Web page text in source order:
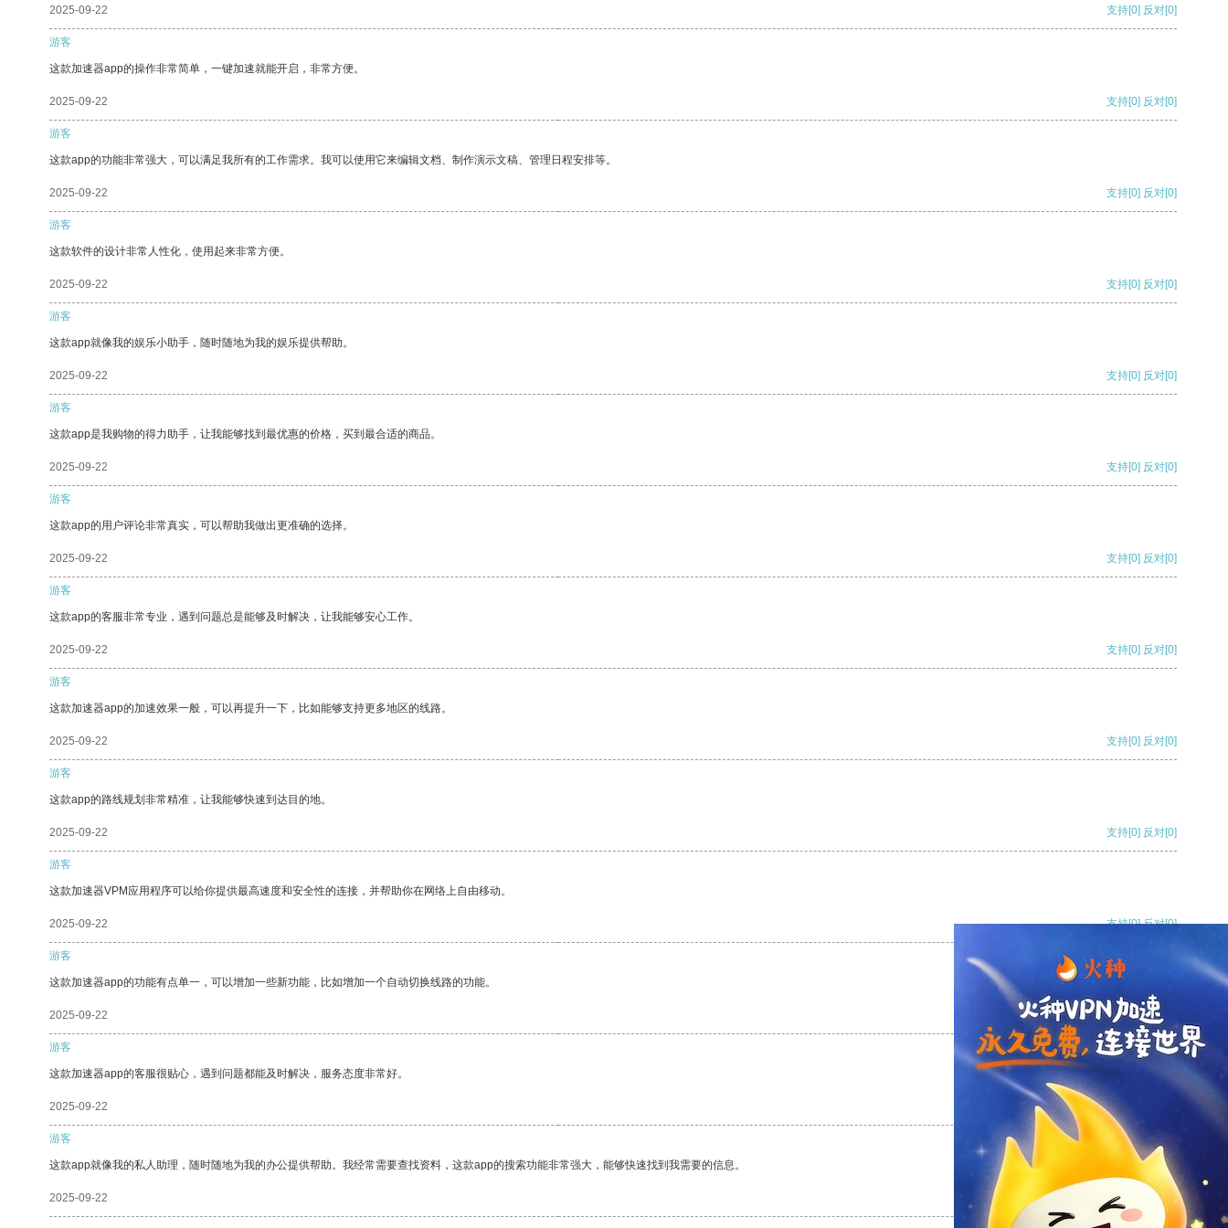
2025-09-22 支持[0] 反对[0]
游客
这款加速器app的操作非常简单，一键加速就能开启，非常方便。
2025-09-22 支持[0] 反对[0]
游客
这款app的功能非常强大，可以满足我所有的工作需求。我可以使用它来编辑文档、制作演示文稿、管理日程安排等。
2025-09-22 支持[0] 反对[0]
游客
这款软件的设计非常人性化，使用起来非常方便。
2025-09-22 支持[0] 反对[0]
游客
这款app就像我的娱乐小助手，随时随地为我的娱乐提供帮助。
2025-09-22 支持[0] 反对[0]
游客
这款app是我购物的得力助手，让我能够找到最优惠的价格，买到最合适的商品。
2025-09-22 支持[0] 反对[0]
游客
这款app的用户评论非常真实，可以帮助我做出更准确的选择。
2025-09-22 支持[0] 反对[0]
游客
这款app的客服非常专业，遇到问题总是能够及时解决，让我能够安心工作。
2025-09-22 支持[0] 反对[0]
游客
这款加速器app的加速效果一般，可以再提升一下，比如能够支持更多地区的线路。
2025-09-22 支持[0] 反对[0]
游客
这款app的路线规划非常精准，让我能够快速到达目的地。
2025-09-22 支持[0] 反对[0]
游客
这款加速器VPM应用程序可以给你提供最高速度和安全性的连接，并帮助你在网络上自由移动。
2025-09-22 支持[0] 反对[0]
游客
这款加速器app的功能有点单一，可以增加一些新功能，比如增加一个自动切换线路的功能。
2025-09-22 支持[0] 反对
游客
这款加速器app的客服很贴心，遇到问题都能及时解决，服务态度非常好。
2025-09-22 支持
游客
这款app就像我的私人助理，随时随地为我的办公提供帮助。我经常需要查找资料，这款app的搜索功能非常强大，能够快速找到我需要的信息。
2025-09-22 支持 反对 [0]